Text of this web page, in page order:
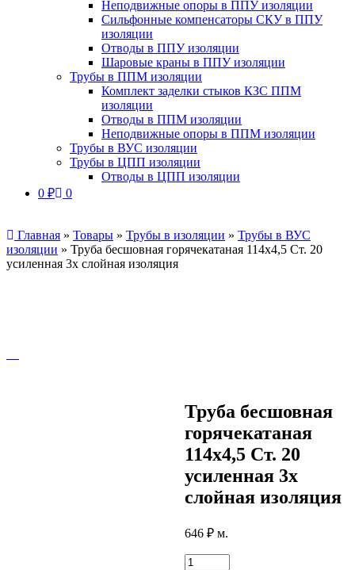
Неподвижные опоры в ППУ изоляции
Сильфонные компенсаторы СКУ в ППУ
изоляции
Отводы в ППУ изоляции
Шаровые краны в ППУ изоляции
Трубы в ППМ изоляции
Комплект заделки стыков КЗС ППМ
изоляции
Отводы в ППМ изоляции
Неподвижные опоры в ППМ изоляции
Трубы в ВУС изоляции
Трубы в ЦПП изоляции
Отводы в ЦПП изоляции
0 ₽ 0
Главная » Товары » Трубы в изоляции » Трубы в ВУС
изоляции » Труба бесшовная горячекатаная 114х4,5 Ст. 20
усиленная 3х слойная изоляция
Труба бесшовная
горячекатаная
114х4,5 Ст. 20
усиленная 3х
слойная изоляция
646 ₽ м.